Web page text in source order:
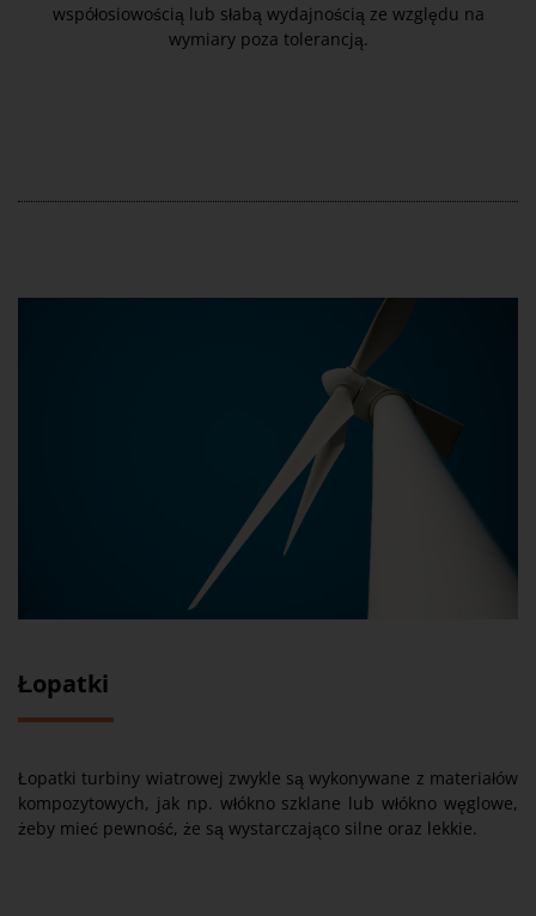
współosiowością lub słabą wydajnością ze względu na
wymiary poza tolerancją.
Łopatki
Łopatki turbiny wiatrowej zwykle są wykonywane z materiałów
kompozytowych, jak np. włókno szklane lub włókno węglowe,
żeby mieć pewność, że są wystarczająco silne oraz lekkie.